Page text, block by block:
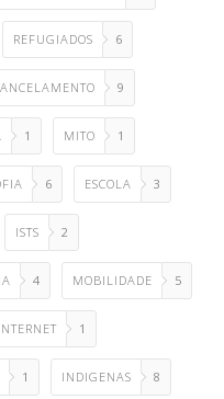
REFUGIADOS 6
9
1 MITO 1
6 ESCOLA 3
ISTS 2
4 MOBILIDADE 5
1
1 INDIGENAS 8